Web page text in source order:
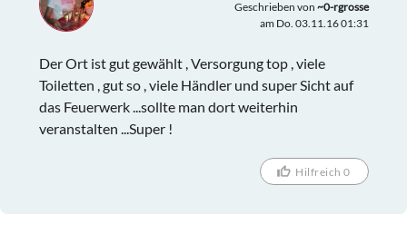
Geschrieben von ~0-rgrosse
am Do. 03.11.16 01:31
Der Ort ist gut gewählt , Versorgung top , viele
Toiletten , gut so , viele Händler und super Sicht auf
das Feuerwerk ...sollte man dort weiterhin
veranstalten ...Super !
Hilfreich 0